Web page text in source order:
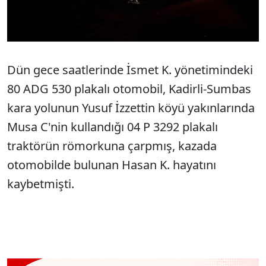
Dün gece saatlerinde İsmet K. yönetimindeki
80 ADG 530 plakalı otomobil, Kadirli-Sumbas
kara yolunun Yusuf İzzettin köyü yakınlarında
Musa C'nin kullandığı 04 P 3292 plakalı
traktörün römorkuna çarpmış, kazada
otomobilde bulunan Hasan K. hayatını
kaybetmişti.